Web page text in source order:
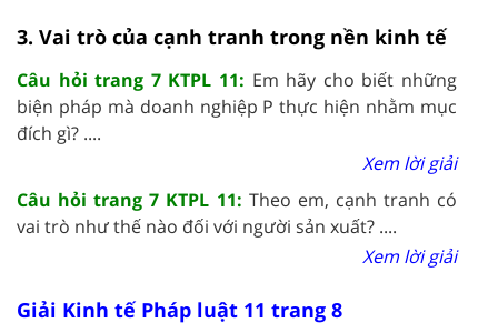
3. Vai trò của cạnh tranh trong nền kinh tế
Câu hỏi trang 7 KTPL 11: Em hãy cho biết những
biện pháp mà doanh nghiệp P thực hiện nhằm mục
đích gì? ....
Xem lời giải
Câu hỏi trang 7 KTPL 11: Theo em, cạnh tranh có
vai trò như thế nào đối với người sản xuất? ....
Xem lời giải
Giải Kinh tế Pháp luật 11 trang 8